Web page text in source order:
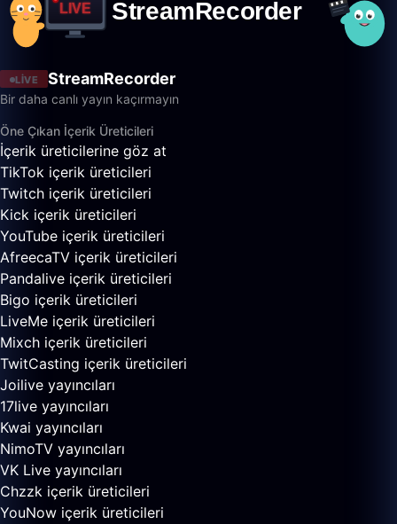
LIVE StreamRecorder
Bir daha canlı yayın kaçırmayın
Öne Çıkan İçerik Üreticileri
İçerik üreticilerine göz at
TikTok içerik üreticileri
Twitch içerik üreticileri
Kick içerik üreticileri
YouTube içerik üreticileri
AfreecaTV içerik üreticileri
Pandalive içerik üreticileri
Bigo içerik üreticileri
LiveMe içerik üreticileri
Mixch içerik üreticileri
TwitCasting içerik üreticileri
Joilive yayıncıları
17live yayıncıları
Kwai yayıncıları
NimoTV yayıncıları
VK Live yayıncıları
Chzzk içerik üreticileri
YouNow içerik üreticileri